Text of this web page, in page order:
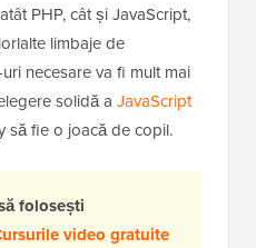
PHP, cât și JavaScript,
limbaje de
necesare va fi mult mai
solidă a JavaScript
să fie o joacă de copil.
folosești
video gratuite